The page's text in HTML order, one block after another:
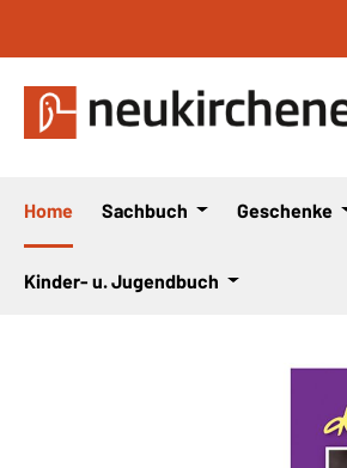
Home Sachbuch Geschenke
Kinder- u. Jugendbuch